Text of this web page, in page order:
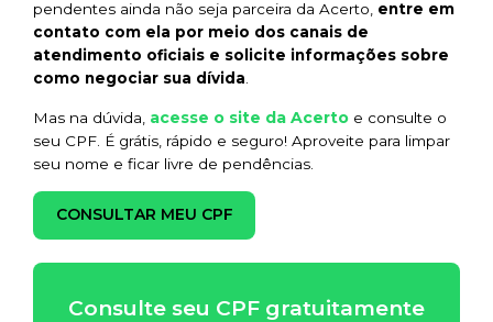
pendentes ainda não seja parceira da Acerto, entre em
contato com ela por meio dos canais de
atendimento oficiais e solicite informações sobre
como negociar sua dívida
Mas na dúvida, acesse o site da Acerto e consulte o
seu CPF. É grátis, rápido e seguro! Aproveite para limpar
seu nome e ficar livre de pendências.
CONSULTAR MEU CPF
Consulte seu CPF gratuitamente